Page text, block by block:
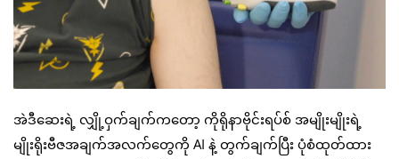
အဲဒီဆေးရဲ့ လျှို့ဝှက်ချက်ကတော့ ကိုရိုနာဗိုင်းရပ်စ် အမျိုးမျိုးရဲ့
မျိုးရိုးဗီဇအချက်အလက်တွေကို AI နဲ့ တွက်ချက်ပြီး ပုံစံထုတ်ထား